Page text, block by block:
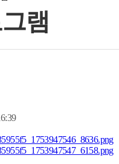
램